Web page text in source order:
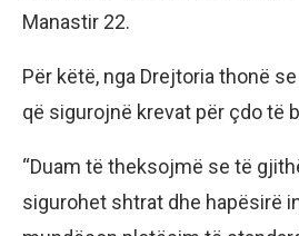
Manastir 22.
Për këtë, nga Drejtoria thonë
që sigurojnë krevat për çdo të
“Duam të theksojmë se të
sigurohet shtrat dhe hapësirë